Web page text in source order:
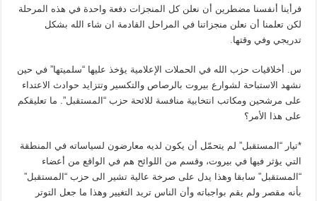
فرأينا أنفسنا مضطرين أن نعلن كل المنجزات دفعة واحدة في هذه المرحلة
لكن تعلمنا أن نعلن منجزاتنا في المراحل القادمة ان شاء الله بشكل
تدريجي وفي وقتها.
س. أخلاقيات حزب الله في الحملات الإعلامية يؤخذ عليها “سلميتها” في حين
نشهد الاستباحة لشوارع بيروت بالرصاص والتكسير وتتزايد حوادث الاعتداء
على مرشحين ومكاتب انتخابية منافسة للائحة حزب “المستقبل”. ما تعليقكم
على هذا الأمر؟
*تيار “المستقبل” لم يتحمّل أن يكون لديه معارضون لسياساته في المنطقة
التي يؤثر فيها في بيروت، وقسم من اللوائح هم في الواقع من أعضاء
“المستقبل” سابقا وهذا يدل على صرخة عالية تشير الى حزب “المستقبل”
بأنه مقصر ولم يقم بواجباته وأن الناس تريد التغيير وهذا ما جعل التوتر